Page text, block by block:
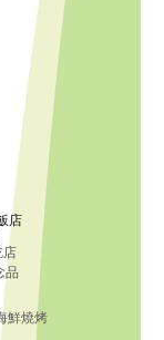
店
店
鮮燒烤
品